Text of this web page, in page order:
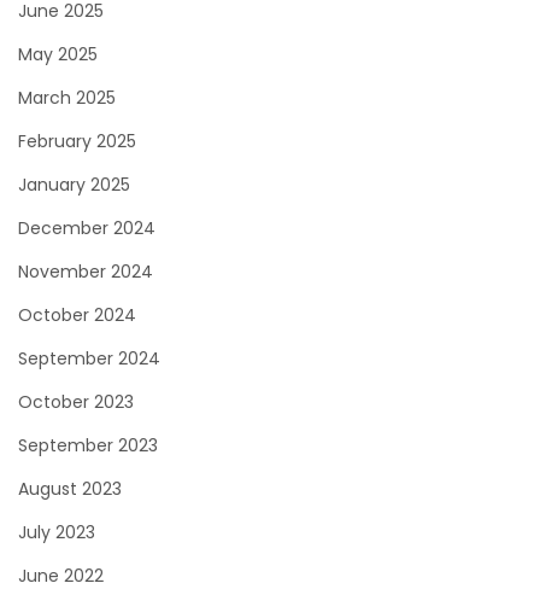
June 2025
May 2025
March 2025
February 2025
January 2025
December 2024
November 2024
October 2024
September 2024
October 2023
September 2023
August 2023
July 2023
June 2022